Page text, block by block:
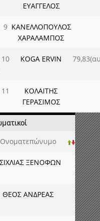
ΕΥΑΓΓΕΛΟΣ
9 ΚΑΝΕΛΛΟΠΟΥΛΟΣ
ΧΑΡΑΛΑΜΠΟΣ
10 KOGA ERVIN
11
ΚΟΛΑΙΤΗΣ
ΓΕΡΑΣΙΜΟΣ
Ονοματεπώνυμο
ΞΕΝΟΦΩΝ
ΘΕΟΣ ΑΝΔΡΕΑΣ